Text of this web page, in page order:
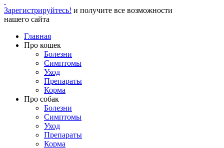
Зарегистрируйтесь! и получите все возможности
нашего сайта
Главная
Про кошек
Болезни
Симптомы
Уход
Препараты
Корма
Про собак
Болезни
Симптомы
Уход
Препараты
Корма